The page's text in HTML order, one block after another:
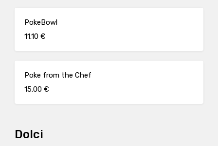
PokeBowl
11.10 €
Poke from the Chef
15.00 €
Dolci